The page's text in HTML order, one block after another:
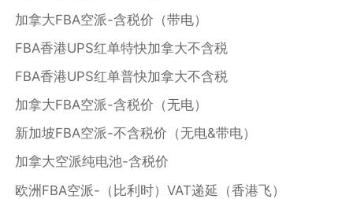
加拿大FBA空派-含税价（带电）
FBA香港UPS红单特快加拿大不含税
FBA香港UPS红单普快加拿大不含税
加拿大FBA空派-含税价（无电）
新加坡FBA空派-不含税价（无电&带电）
加拿大空派纯电池-含税价
欧洲FBA空派-（比利时）VAT递延（香港飞）